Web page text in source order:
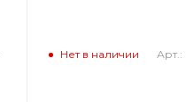
Нет в наличии Арт.: